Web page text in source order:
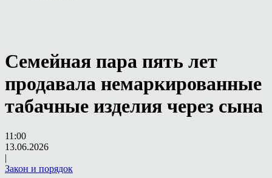
Семейная пара пять лет
продавала немаркированные
табачные изделия через сына
11:00
13.06.2026
|
Закон и порядок